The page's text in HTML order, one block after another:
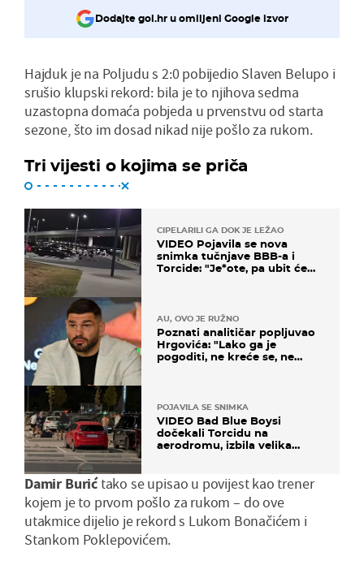
Dodajte gol.hr u omiljeni Google izvor
Hajduk je na Poljudu s 2:0 pobijedio Slaven Belupo i
srušio klupski rekord: bila je to njihova sedma
uzastopna domaća pobjeda u prvenstvu od starta
sezone, što im dosad nikad nije pošlo za rukom.
Tri vijesti o kojima se priča
CIPELARILI GA DOK JE LEŽAO
VIDEO Pojavila se nova
snimka tučnjave BBB-a i
Torcide: "Je*ote, pa ubit će
AU, OVO JE RUŽNO
Poznati analitičar popljuvao
Hrgovića: "Lako ga je
pogoditi, ne kreće se, ne
POJAVILA SE SNIMKA
VIDEO Bad Blue Boysi
dočekali Torcidu na
aerodromu, izbila velika
Damir Burićtako se upisao u povijest kao trener
kojem je to prvom pošlo za rukom – do ove
utakmice dijelio je rekord s Lukom Bonačićem i
Stankom Poklepovićem.